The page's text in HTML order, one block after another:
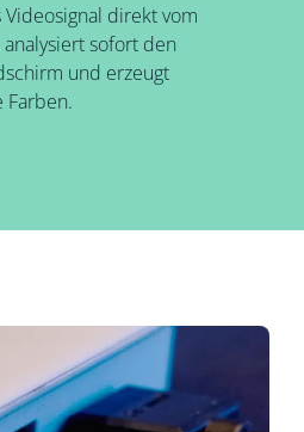
Videosignal direkt vom
analysiert sofort den
und erzeugt
Farben.